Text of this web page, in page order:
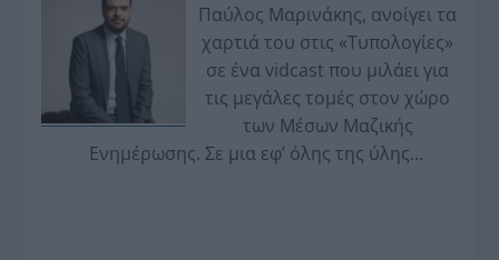
Παύλος Μαρινάκης, ανοίγει τα
χαρτιά του στις «Τυπολογίες»
σε ένα vidcast που μιλάει για
τις μεγάλες τομές στον χώρο
των Μέσων Μαζικής
Ενημέρωσης. Σε μια εφ’ όλης της ύλης